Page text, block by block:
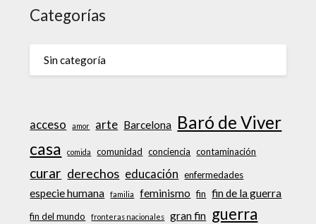
Categorías
Sin categoría
acceso amor arte Barcelona Baró de Viver
casa comida comunidad conciencia contaminación
curar derechos educación enfermedades
especie humana familia feminismo fin fin de la guerra
fin del mundo fronteras nacionales gran fin guerra